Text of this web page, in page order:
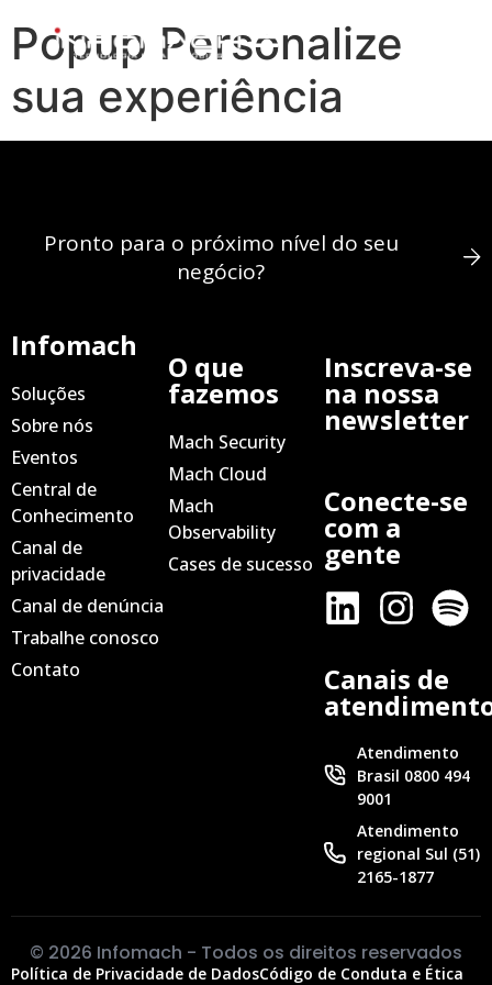
Popup Personalize
sua experiência
Pronto para o próximo nível do seu
negócio?
Infomach
Soluções
Sobre nós
Eventos
Central de
Conhecimento
Canal de
privacidade
Canal de denúncia
Trabalhe conosco
Contato
O que
fazemos
Mach Security
Mach Cloud
Mach
Observability
Cases de sucesso
Inscreva-se
na nossa
newsletter
Conecte-se
com a
gente
Canais de
Atendimento
Brasil 0800 494
9001
Atendimento
regional Sul (51)
2165-1877
© 2026 Infomach - Todos os direitos reservados
Política de Privacidade de DadosCódigo de Conduta e Ética